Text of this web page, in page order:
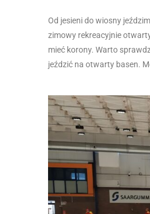
Od jesieni do wiosny
zimowy rekreacyjnie
mieć korony. Warto
jeździć na otwarty basen.